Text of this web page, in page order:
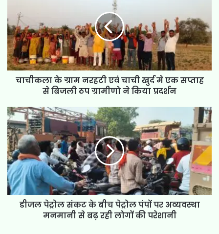
चाचीकला के ग्राम नरहटी एवं चाची खुर्द मे एक सप्ताह
से बिजली ठप ग्रामीणो ने किया प्रदर्शन
डीजल पेट्रोल संकट के बीच पेट्रोल पंपों पर अव्यवस्था
मनमानी से बढ़ रही लोगों की परेशानी